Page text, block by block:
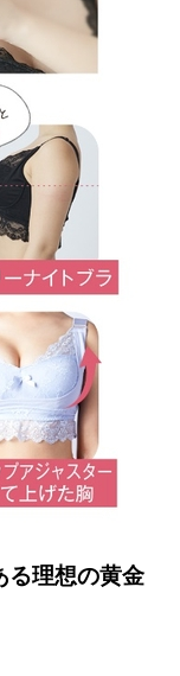
理想の黄金